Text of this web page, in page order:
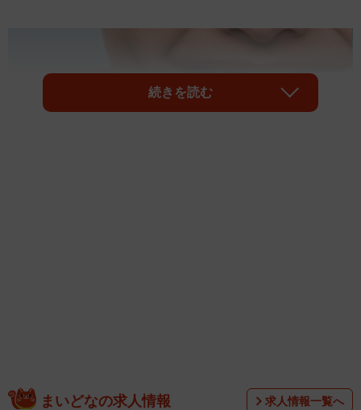
続きを読む
まいどなの求人情報 求人情報一覧へ